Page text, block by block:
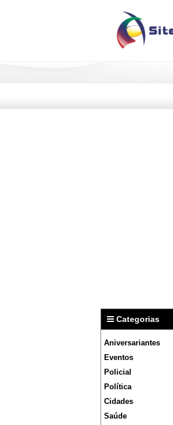
Categorias
Aniversariantes
Eventos
Policial
Política
Cidades
Saúde